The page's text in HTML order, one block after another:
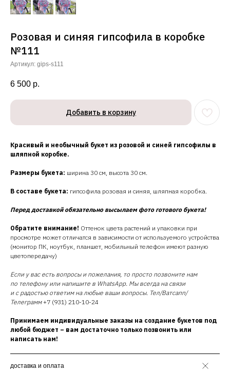
Розовая и синяя гипсофила в коробке
№111
Артикул: gips-s111
6 500 р.
Добавить в корзину
Красивый и необычный букет из розовой и синей гипсофилы в
шляпной коробке.
Размеры букета: ширина 30 см, высота 30 см.
В составе букета: гипсофила розовая и синяя, шляпная коробка.
Перед доставкой обязательно высылаем фото готового букета!
Обратите внимание! Оттенок цвета растений и упаковки при
просмотре может отличатся в зависимости от используемого устройства
(монитор ПК, ноутбук, планшет, мобильный телефон имеют разную
цветопередачу)
Если у вас есть вопросы и пожелания, то просто позвоните нам
по телефону или напишите в WhatsApp. Мы всегда на связи
и с радостью ответим на любые ваши вопросы. Тел/Ватсапп/
Телеграмм+7 (931) 210-10-24
Принимаем индивидуальные заказы на создание букетов под
любой бюджет – вам достаточно только позвонить или
написать нам!
доставка и оплата